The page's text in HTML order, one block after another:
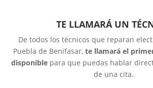
TE LLAMARÁ UN
De todos los técnicos que reparan
Puebla de Benifasar, te llamará el
disponiblepara que puedas hablar
de una cita.